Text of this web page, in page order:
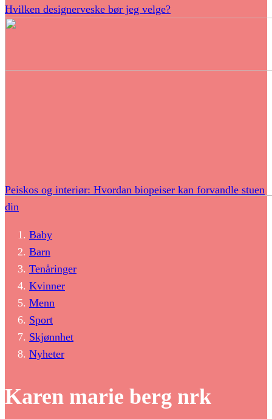
Hvilken designerveske bør jeg velge?
Peiskos og interiør: Hvordan biopeiser kan forvandle stuen
din
Baby
Barn
Tenåringer
Kvinner
Menn
Sport
Skjønnhet
Nyheter
Karen marie berg nrk